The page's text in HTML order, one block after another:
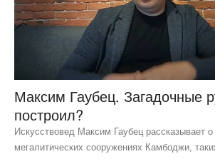
Максим Гаубец. Загадочные
построил?
Искусствовед Максим Гаубец рассказывает о
мегалитических сооружениях Камбоджи,